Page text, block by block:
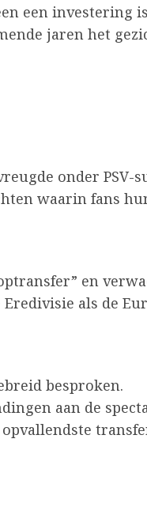
een investering
jaren het
onder PSV-
waarin fans
en
als de
besproken.
aan de